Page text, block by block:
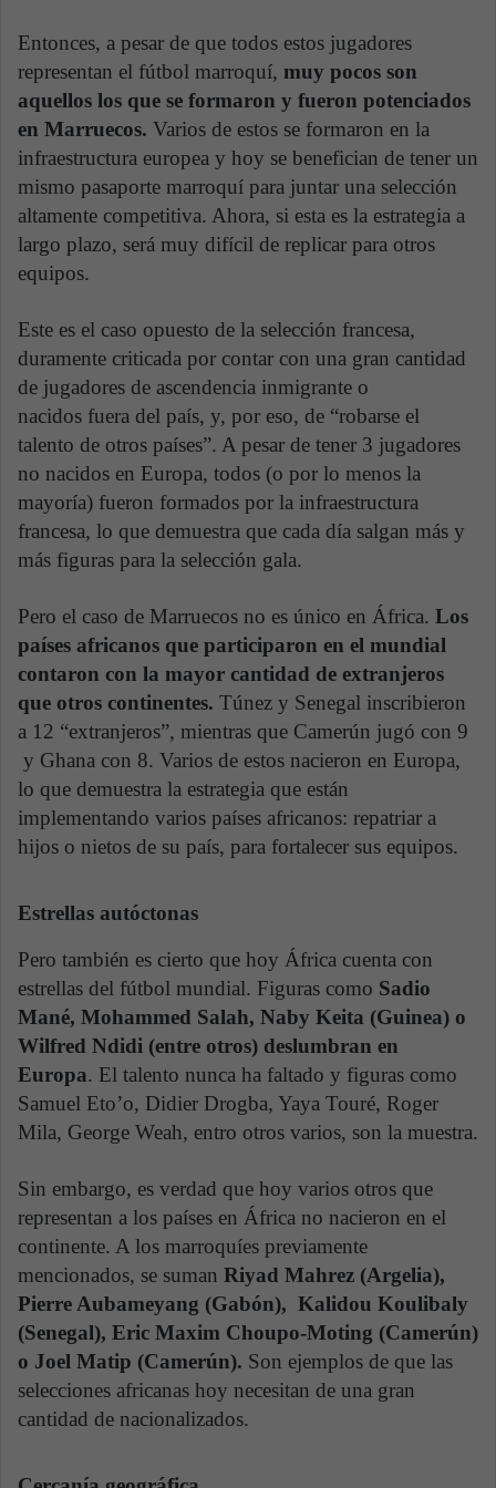
Entonces, a pesar de que todos estos jugadores
representan el fútbol marroquí, muy pocos son
aquellos los que se formaron y fueron potenciados
en Marruecos. Varios de estos se formaron en la
infraestructura europea y hoy se benefician de tener un
mismo pasaporte marroquí para juntar una selección
altamente competitiva. Ahora, si esta es la estrategia a
largo plazo, será muy difícil de replicar para otros
equipos.
Este es el caso opuesto de la selección francesa,
duramente criticada por contar con una gran cantidad
de jugadores de ascendencia inmigrante o
nacidos fuera del país, y, por eso, de “robarse el
talento de otros países”. A pesar de tener 3 jugadores
no nacidos en Europa, todos (o por lo menos la
mayoría) fueron formados por la infraestructura
francesa, lo que demuestra que cada día salgan más y
más figuras para la selección gala.
Pero el caso de Marruecos no es único en África. Los
países africanos que participaron en el mundial
contaron con la mayor cantidad de extranjeros
que otros continentes. Túnez y Senegal inscribieron
a 12 “extranjeros”, mientras que Camerún jugó con 9
y Ghana con 8. Varios de estos nacieron en Europa,
lo que demuestra la estrategia que están
implementando varios países africanos: repatriar a
hijos o nietos de su país, para fortalecer sus equipos.
Estrellas autóctonas
Pero también es cierto que hoy África cuenta con
estrellas del fútbol mundial. Figuras como Sadio
Mané, Mohammed Salah, Naby Keita (Guinea) o
Wilfred Ndidi (entre otros) deslumbran en
Europa. El talento nunca ha faltado y figuras como
Samuel Eto’o, Didier Drogba, Yaya Touré, Roger
Mila, George Weah, entro otros varios, son la muestra.
Sin embargo, es verdad que hoy varios otros que
representan a los países en África no nacieron en el
continente. A los marroquíes previamente
mencionados, se suman Riyad Mahrez (Argelia),
Pierre Aubameyang (Gabón), Kalidou Koulibaly
(Senegal), Eric Maxim Choupo-Moting (Camerún)
o Joel Matip (Camerún). Son ejemplos de que las
selecciones africanas hoy necesitan de una gran
cantidad de nacionalizados.